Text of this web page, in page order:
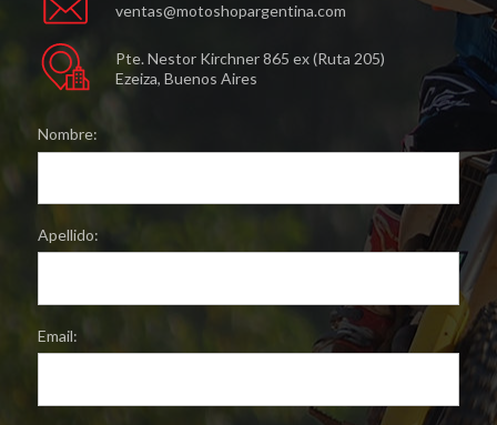
ventas@motoshopargentina.com
Pte. Nestor Kirchner 865 ex (Ruta 205)
Ezeiza, Buenos Aires
Nombre:
Apellido:
Email: